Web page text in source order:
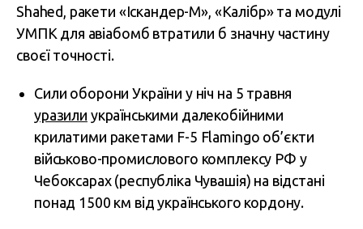
Shahed, ракети «Іскандер-М», «Калібр» та модулі
УМПК для авіабомб втратили б значну частину
своєї точності.
Сили оборони України у ніч на 5 травня
уразили українськими далекобійними
крилатими ракетами F-5 Flamingo об’єкти
військово-промислового комплексу РФ у
Чебоксарах (республіка Чувашія) на відстані
понад 1500 км від українського кордону.